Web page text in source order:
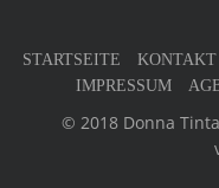
STARTSEITE KONTAKT
IMPRESSUM
© 2018 Donna